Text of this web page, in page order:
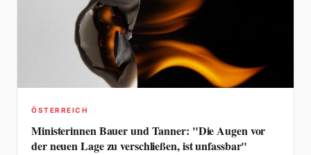
ÖSTERREICH
Ministerinnen Bauer und Tanner: "Die Augen vor
der neuen Lage zu verschließen, ist unfassbar"